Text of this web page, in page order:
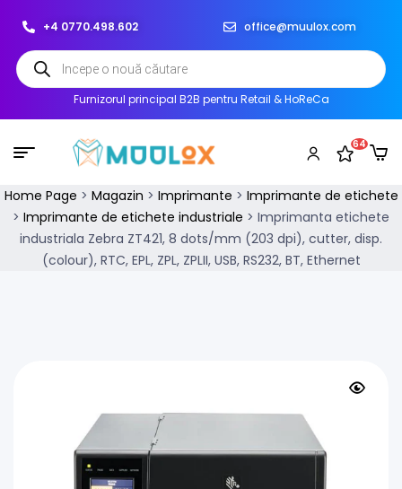
+4 0770.498.602 office@muulox.com
Furnizorul principal B2B pentru Retail & HoReCa
64
Home Page > Magazin > Imprimante > Imprimante de etichete
> Imprimante de etichete industriale > Imprimanta etichete
industriala Zebra ZT421, 8 dots/mm (203 dpi), cutter, disp.
(colour), RTC, EPL, ZPL, ZPLII, USB, RS232, BT, Ethernet